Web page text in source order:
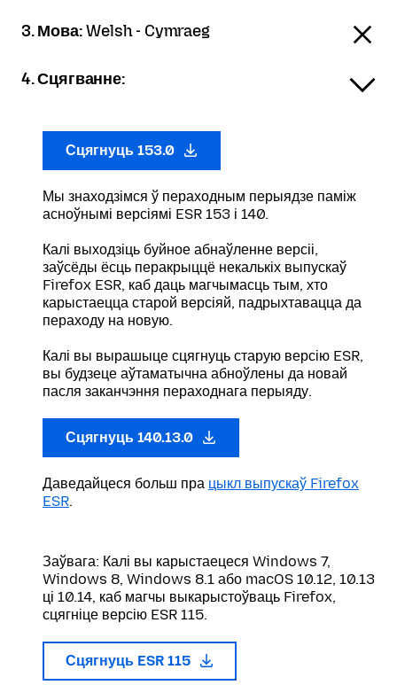
3. Мова:Welsh - Cymraeg
4. Сцягванне:
Сцягнуць 153.0
Мы знаходзімся ў пераходным перыядзе паміж
асноўнымі версіямі ESR 153 і 140.
Калі выходзіць буйное абнаўленне версіі,
заўсёды ёсць перакрыццё некалькіх выпускаў
Firefox ESR, каб даць магчымасць тым, хто
карыстаецца старой версіяй, падрыхтавацца да
пераходу на новую.
Калі вы вырашыце сцягнуць старую версію ESR,
вы будзеце аўтаматычна абноўлены да новай
пасля заканчэння пераходнага перыяду.
Сцягнуць 140.13.0
Даведайцеся больш пра цыкл выпускаў Firefox
ESR.
Заўвага: Калі вы карыстаецеся Windows 7,
Windows 8, Windows 8.1 або macOS 10.12, 10.13
ці 10.14, каб магчы выкарыстоўваць Firefox,
сцягніце версію ESR 115.
Сцягнуць ESR 115